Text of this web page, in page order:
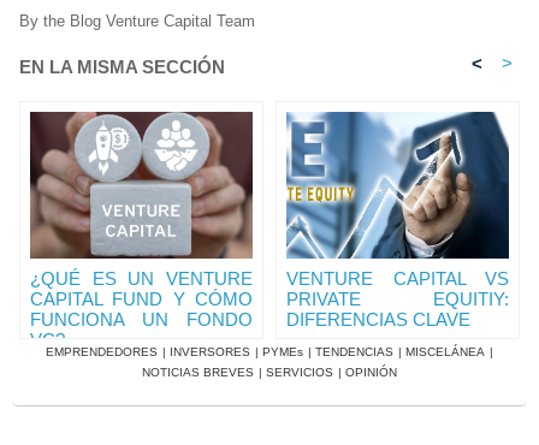
By the Blog Venture Capital Team
EN LA MISMA SECCIÓN < >
¿QUÉ ES UN VENTURE
CAPITAL FUND Y CÓMO
FUNCIONA UN FONDO
VC?
VENTURE CAPITAL VS
PRIVATE EQUITIY:
DIFERENCIAS CLAVE
EMPRENDEDORES | INVERSORES | PYMEs | TENDENCIAS | MISCELÁNEA |
NOTICIAS BREVES | SERVICIOS | OPINIÓN